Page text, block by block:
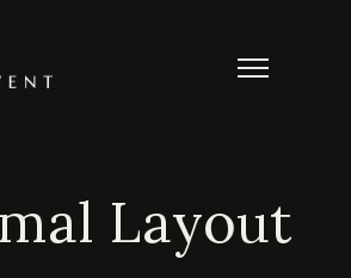
Layout